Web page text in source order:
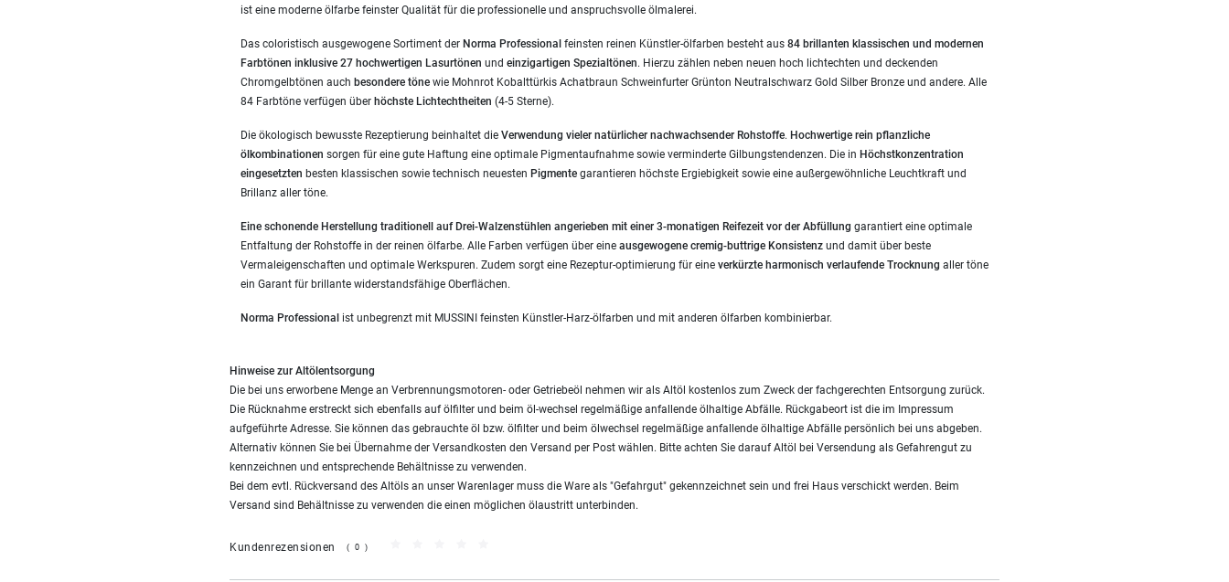
ist eine moderne ölfarbe feinster Qualität für die professionelle und anspruchsvolle ölmalerei.
Das coloristisch ausgewogene Sortiment der Norma Professional feinsten reinen Künstler-ölfarben besteht aus 84 brillanten klassischen und modernen
Farbtönen inklusive 27 hochwertigen Lasurtönen und einzigartigen Spezialtönen. Hierzu zählen neben neuen hoch lichtechten und deckenden
Chromgelbtönen auch besondere töne wie Mohnrot Kobalttürkis Achatbraun Schweinfurter Grünton Neutralschwarz Gold Silber Bronze und andere. Alle
84 Farbtöne verfügen über höchste Lichtechtheiten (4-5 Sterne).
Die ökologisch bewusste Rezeptierung beinhaltet die Verwendung vieler natürlicher nachwachsender Rohstoffe. Hochwertige rein pflanzliche
ölkombinationen sorgen für eine gute Haftung eine optimale Pigmentaufnahme sowie verminderte Gilbungstendenzen. Die in Höchstkonzentration
eingesetzten besten klassischen sowie technisch neuesten Pigmente garantieren höchste Ergiebigkeit sowie eine außergewöhnliche Leuchtkraft und
Brillanz aller töne.
Eine schonende Herstellung traditionell auf Drei-Walzenstühlen angerieben mit einer 3-monatigen Reifezeit vor der Abfüllung garantiert eine optimale
Entfaltung der Rohstoffe in der reinen ölfarbe. Alle Farben verfügen über eine ausgewogene cremig-buttrige Konsistenz und damit über beste
Vermaleigenschaften und optimale Werkspuren. Zudem sorgt eine Rezeptur-optimierung für eine verkürzte harmonisch verlaufende Trocknung aller töne
ein Garant für brillante widerstandsfähige Oberflächen.
Norma Professional ist unbegrenzt mit MUSSINI feinsten Künstler-Harz-ölfarben und mit anderen ölfarben kombinierbar.
Hinweise zur Altölentsorgung
Die bei uns erworbene Menge an Verbrennungsmotoren- oder Getriebeöl nehmen wir als Altöl kostenlos zum Zweck der fachgerechten Entsorgung zurück.
Die Rücknahme erstreckt sich ebenfalls auf ölfilter und beim öl-wechsel regelmäßige anfallende ölhaltige Abfälle. Rückgabeort ist die im Impressum
aufgeführte Adresse. Sie können das gebrauchte öl bzw. ölfilter und beim ölwechsel regelmäßige anfallende ölhaltige Abfälle persönlich bei uns abgeben.
Alternativ können Sie bei Übernahme der Versandkosten den Versand per Post wählen. Bitte achten Sie darauf Altöl bei Versendung als Gefahrengut zu
kennzeichnen und entsprechende Behältnisse zu verwenden.
Bei dem evtl. Rückversand des Altöls an unser Warenlager muss die Ware als "Gefahrgut" gekennzeichnet sein und frei Haus verschickt werden. Beim
Versand sind Behältnisse zu verwenden die einen möglichen ölaustritt unterbinden.
Kundenrezensionen (0)